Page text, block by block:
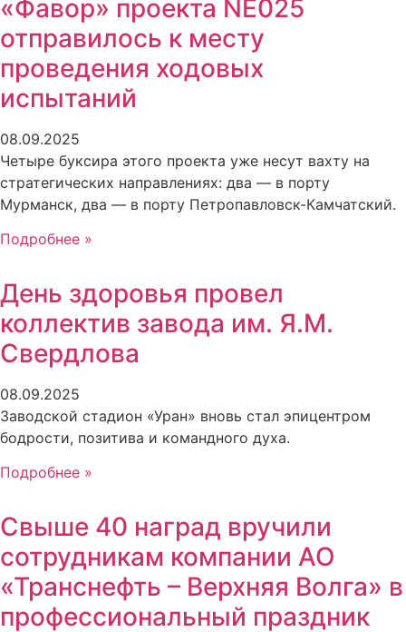
«Фавор» проекта NE025
отправилось к месту
проведения ходовых
испытаний
08.09.2025
Четыре буксира этого проекта уже несут вахту на
стратегических направлениях: два — в порту
Мурманск, два — в порту Петропавловск-Камчатский.
Подробнее »
День здоровья провел
коллектив завода им. Я.М.
Свердлова
08.09.2025
Заводской стадион «Уран» вновь стал эпицентром
бодрости, позитива и командного духа.
Подробнее »
Свыше 40 наград вручили
сотрудникам компании АО
«Транснефть – Верхняя Волга» в
профессиональный праздник